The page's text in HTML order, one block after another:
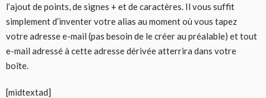
l’ajout de points, de signes + et de caractères. Il vous suffit
simplement d’inventer votre alias au moment où vous tapez
votre adresse e-mail (pas besoin de le créer au préalable) et tout
e-mail adressé à cette adresse dérivée atterrira dans votre
boîte.
[midtextad]